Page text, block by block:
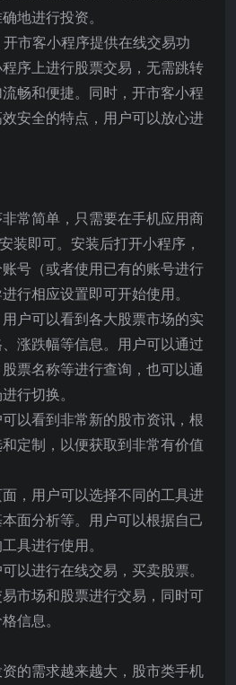
地进行投资。
市客小程序提供在线交易功
序上进行股票交易，无需跳转
畅和便捷。同时，开市客小程
安全的特点，用户可以放心进
常简单，只需要在手机应用商
装即可。安装后打开小程序，
号（或者使用已有的账号进行
行相应设置即可开始使用。
户可以看到各大股票市场的实
涨跌幅等信息。用户可以通过
票名称等进行查询，也可以通
行切换。
以看到非常新的股市资讯，根
定制，以便获取到非常有价值
，用户可以选择不同的工具进
面分析等。用户可以根据自己
具进行使用。
以进行在线交易，买卖股票。
市场和股票进行交易，同时可
信息。
的需求越来越大，股市类手机